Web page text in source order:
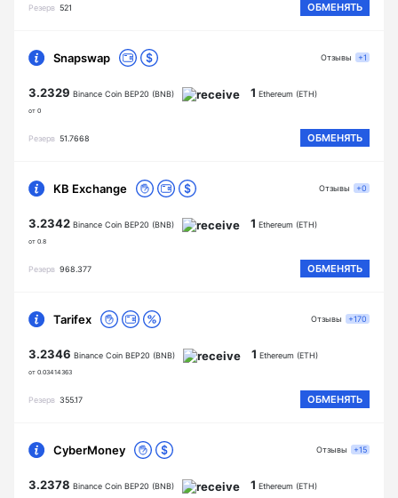
Резерв 521 ОБМЕНЯТЬ
Snapswap
3.2329 Binance Coin BEP20 (BNB)
от 0
1 Ethereum (ETH)
Резерв 51.7668 ОБМЕНЯТЬ
Отзывы +1
KB Exchange
3.2342 Binance Coin BEP20 (BNB)
от 0.8
1 Ethereum (ETH)
Резерв 968.377 ОБМЕНЯТЬ
Отзывы +0
Tarifex
3.2346 Binance Coin BEP20 (BNB)
от 0.03414363
1 Ethereum (ETH)
Резерв 355.17 ОБМЕНЯТЬ
Отзывы +170
CyberMoney
3.2378 Binance Coin BEP20 (BNB) 1 Ethereum (ETH)
Отзывы +15